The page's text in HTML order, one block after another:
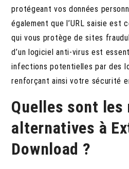
protégeant vos données
également que l’URL saisie est
qui vous protège de sites
d’un logiciel anti-virus est
infections potentielles par des
renforçant ainsi votre sécurité
Quelles sont les
alternatives à
Download ?